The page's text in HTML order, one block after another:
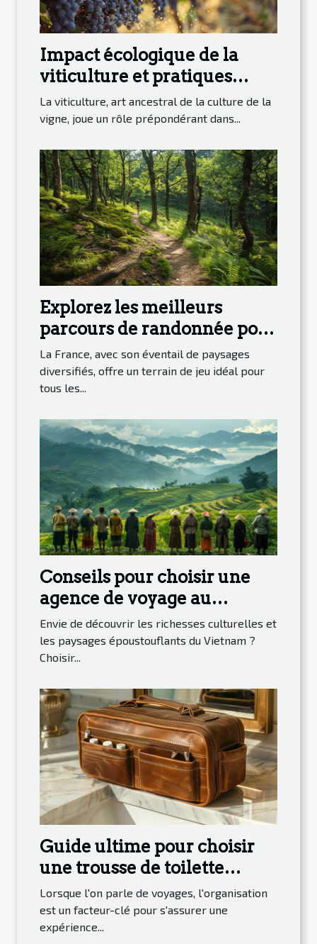
Impact écologique de la
viticulture et pratiques
durables
La viticulture, art ancestral de la culture de la
vigne, joue un rôle prépondérant dans...
Explorez les meilleurs
parcours de randonnée pour
découvrir la nature en
France
La France, avec son éventail de paysages
diversifiés, offre un terrain de jeu idéal pour
tous les...
Conseils pour choisir une
agence de voyage au
Vietnam
Envie de découvrir les richesses culturelles et
les paysages époustouflants du Vietnam ?
Choisir...
Guide ultime pour choisir
une trousse de toilette
homme pour voyager
Lorsque l'on parle de voyages, l'organisation
est un facteur-clé pour s'assurer une
expérience...